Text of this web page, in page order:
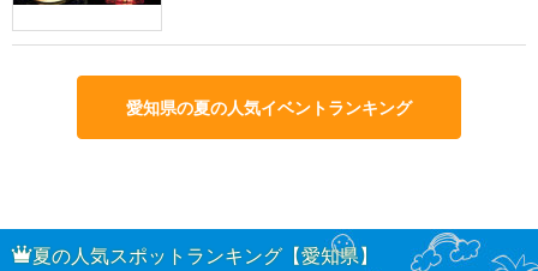
愛知県の夏の人気イベントランキング
夏の人気スポットランキング【愛知県】